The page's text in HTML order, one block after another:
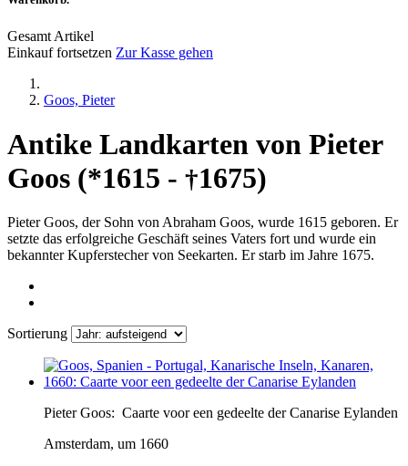
Gesamt Artikel
Einkauf fortsetzen Zur Kasse gehen
Goos, Pieter
Antike Landkarten von Pieter
Goos (*1615 - †1675)
Pieter Goos, der Sohn von Abraham Goos, wurde 1615 geboren. Er
setzte das erfolgreiche Geschäft seines Vaters fort und wurde ein
bekannter Kupferstecher von Seekarten. Er starb im Jahre 1675.
Sortierung
Pieter Goos: Caarte voor een gedeelte der Canarise Eylanden
Amsterdam, um 1660